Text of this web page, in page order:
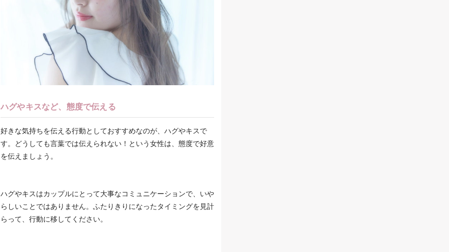
ハグやキスなど、態度で伝える
好きな気持ちを伝える行動としておすすめなのが、ハグやキスで
す。どうしても言葉では伝えられない！という女性は、態度で好意
を伝えましょう。
ハグやキスはカップルにとって大事なコミュニケーションで、いや
らしいことではありません。ふたりきりになったタイミングを見計
らって、行動に移してください。